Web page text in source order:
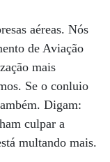
aéreas. Nós
de Aviação
mais
Se o conluio
Digam:
culpar a
multando mais.